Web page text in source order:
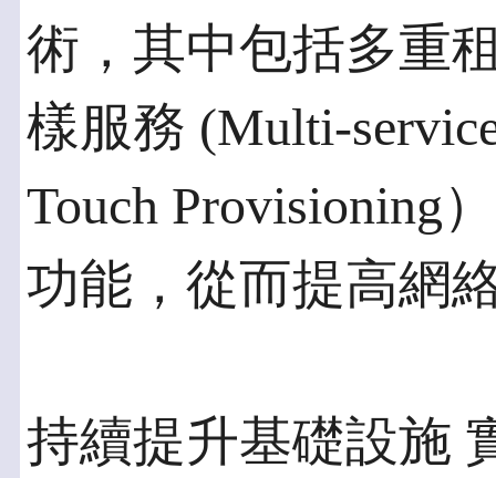
術，其中包括多重
樣服務 (Multi-
Touch Provisioning
功能，從而提高網
持續提升基礎設施